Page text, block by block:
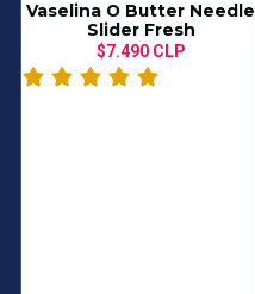
Vaselina O Butter Needle
Slider Fresh
$7.490 CLP